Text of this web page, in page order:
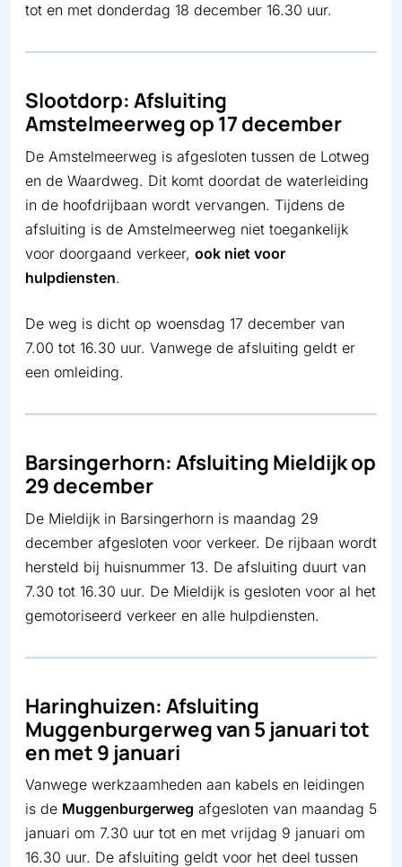
tot en met donderdag 18 december 16.30 uur.
Slootdorp: Afsluiting
Amstelmeerweg op 17 december
De Amstelmeerweg is afgesloten tussen de Lotweg
en de Waardweg. Dit komt doordat de waterleiding
in de hoofdrijbaan wordt vervangen. Tijdens de
afsluiting is de Amstelmeerweg niet toegankelijk
voor doorgaand verkeer, ook niet voor
hulpdiensten.
De weg is dicht op woensdag 17 december van
7.00 tot 16.30 uur. Vanwege de afsluiting geldt er
een omleiding.
Barsingerhorn: Afsluiting Mieldijk op
29 december
De Mieldijk in Barsingerhorn is maandag 29
december afgesloten voor verkeer. De rijbaan wordt
hersteld bij huisnummer 13. De afsluiting duurt van
7.30 tot 16.30 uur. De Mieldijk is gesloten voor al het
gemotoriseerd verkeer en alle hulpdiensten.
Haringhuizen: Afsluiting
Muggenburgerweg van 5 januari tot
en met 9 januari
Vanwege werkzaamheden aan kabels en leidingen
is de Muggenburgerweg afgesloten van maandag 5
januari om 7.30 uur tot en met vrijdag 9 januari om
16.30 uur. De afsluiting geldt voor het deel tussen